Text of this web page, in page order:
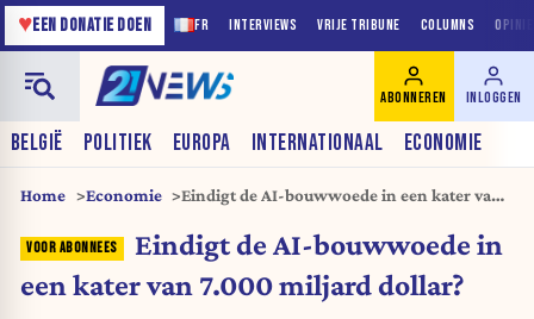
FR INTERVIEWS VRIJE TRIBUNE COLUMNS
♥EEN DONATIE DOEN
BELGIË POLITIEK EUROPA INTERNATIONAAL ECONOMIE
ABONNEREN INLOGGEN
Home Economie
Eindigt de AI-bouwwoede in een kater van
Eindigt de AI-bouwwoede in
een kater van 7.000 miljard dollar?